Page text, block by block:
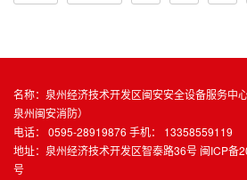
名称：泉州经济技术开发区闽安安全设备服务中心
泉州闽安消防）
电话： 0595-28919876 手机： 13358559119
地址：泉州经济技术开发区智泰路36号 闽ICP备
号